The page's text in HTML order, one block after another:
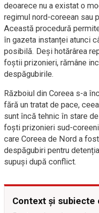
deoarece nu a existat o
regimul nord-coreean sau
Această procedură
în gazeta instanței atunci
posibilă. Deși hotărârea
foștii prizonieri, rămâne
despăgubirile.
Războiul din Coreea s-a
fără un tratat de pace,
sunt încă tehnic în stare
foști prizonieri sud-
care Coreea de Nord a
despăgubiri pentru
supuși după conflict.
Context și subiecte